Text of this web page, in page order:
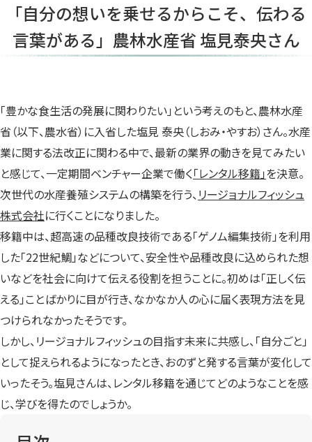
い
タ
ブ
き
ま
す）
い
タ
ブ
き
ま
す）
い
タ
ブ
き
ま
す）
コ
ピ
「自分の想いを乗せるからこそ、伝わる
言葉がある」農林水産省 塩見泰央さん
「豊かな食生活の発展に関わりたい」という考えのもと、農林水産
省（以下、農水省）に入省した塩見 泰央（しおみ・やすお）さん。水産
業に関する法改正に関わる中で、最新の業界の動きを見てみたい
と感じて、一定期間ベンチャー企業で働く「レンタル移籍」を決意。
次世代の水産養殖システムの構築を行う、リージョナルフィッシュ
株式会社に行くことになりました。
移籍中は、超高速の品種改良技術である「ゲノム編集技術」を利用
した「22世紀鯛」などについて、安全性や品種改良に込められた想
いなどを社会に向けて伝える役割を担うことに。初めは「正しく伝
える」ことばかりに目が行き、なかなか人の心に届く表現方法を見
つけられなかったそうです。
しかし、リージョナルフィッシュの目指す未来に共感し、「自分ごと」
として捉えられるようになったとき、おのずと発する言葉が変化して
いったそう。塩見さんは、レンタル移籍を通じてどのようなことを感
じ、学びを得たのでしょうか。